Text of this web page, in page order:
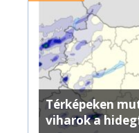
Térképeken
viharok a